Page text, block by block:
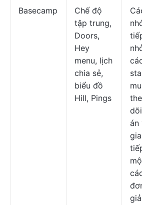
Basecamp
Chế độ
tập trung,
Doors,
Hey
menu, lịch
chia sẻ,
biểu đồ
Hill, Pings
án